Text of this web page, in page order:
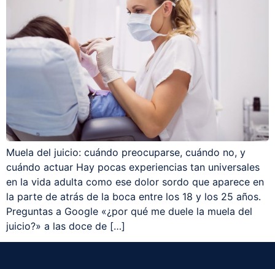
Muela del juicio: cuándo preocuparse, cuándo no, y
cuándo actuar Hay pocas experiencias tan universales
en la vida adulta como ese dolor sordo que aparece en
la parte de atrás de la boca entre los 18 y los 25 años.
Preguntas a Google «¿por qué me duele la muela del
juicio?» a las doce de […]